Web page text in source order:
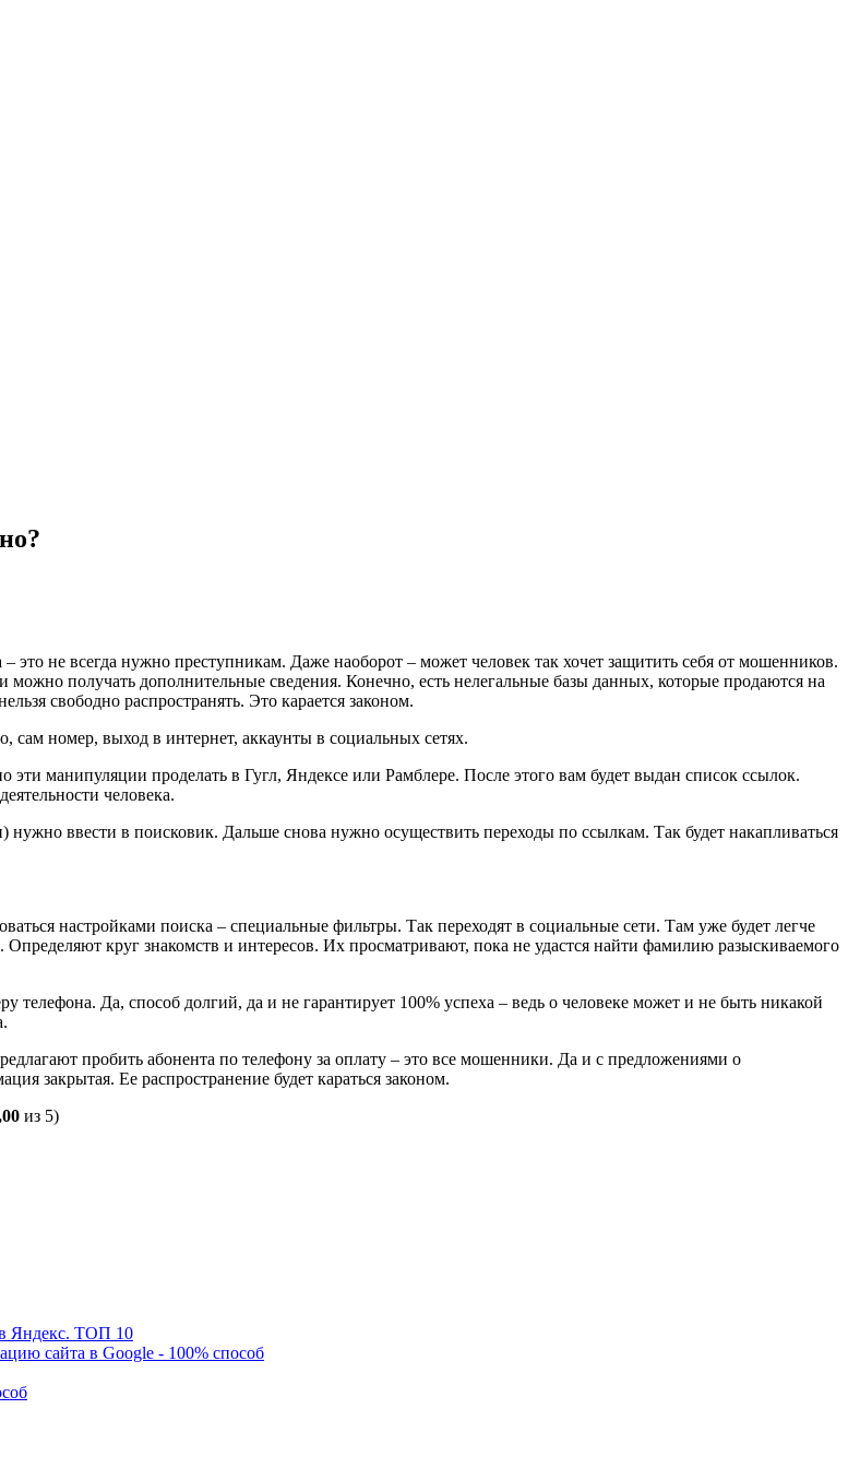
не всегда нужно преступникам. Даже наоборот – может человек так хочет защитить себя от мошенников.
получать дополнительные сведения. Конечно, есть нелегальные базы данных, которые продаются на
свободно распространять. Это карается законом.
сам номер, выход в интернет, аккаунты в социальных сетях.
манипуляции проделать в Гугл, Яндексе или Рамблере. После этого вам будет выдан список ссылок.
человека.
ввести в поисковик. Дальше снова нужно осуществить переходы по ссылкам. Так будет накапливаться
настройками поиска – специальные фильтры. Так переходят в социальные сети. Там уже будет легче
круг знакомств и интересов. Их просматривают, пока не удастся найти фамилию разыскиваемого
Да, способ долгий, да и не гарантирует 100% успеха – ведь о человеке может и не быть никакой
пробить абонента по телефону за оплату – это все мошенники. Да и с предложениями о
закрытая. Ее распространение будет караться законом.
из 5)
Яндекс. ТОП 10
сайта в Google - 100% способ